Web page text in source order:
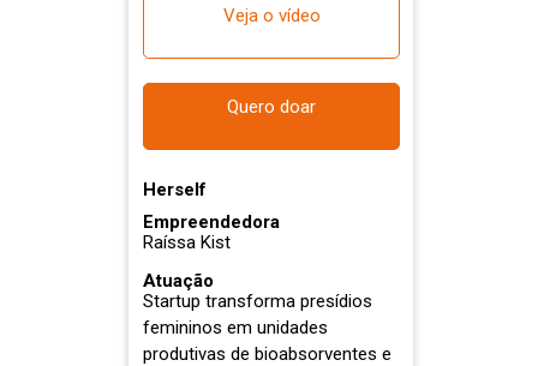
Veja o vídeo
Quero doar
Herself
Empreendedora
Raíssa Kist
Atuação
Startup transforma presídios
femininos em unidades
produtivas de bioabsorventes e